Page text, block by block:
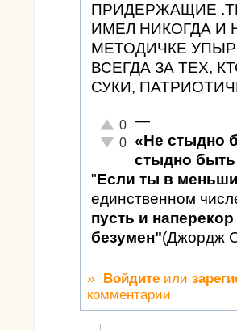
ПРИДЕРЖАЩИЕ
ИМЕЛ НИКОГДА
МЕТОДИЧКЕ
ВСЕГДА ЗА ТЕХ,
СУКИ,
Отлично!
0
Неадекватно!
0
—
«Не стыдно
стыдно быть
"Если ты в
единственном
пусть и
безумен"(Джордж
» Войдите или
комментарии